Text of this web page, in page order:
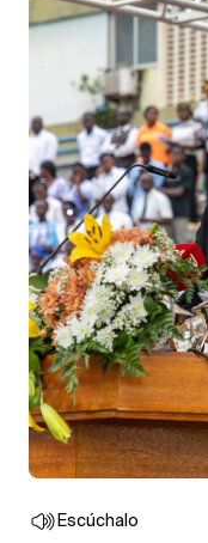
Escúchalo